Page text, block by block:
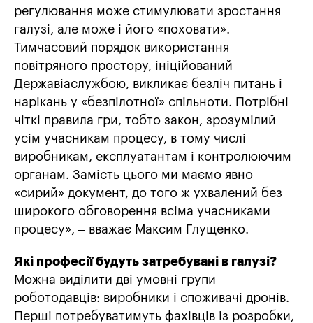
регулювання може стимулювати зростання
галузі, але може і його «поховати».
Тимчасовий порядок використання
повітряного простору, ініційований
Державіаслужбою, викликає безліч питань і
нарікань у «безпілотної» спільноти. Потрібні
чіткі правила гри, тобто закон, зрозумілий
усім учасникам процесу, в тому числі
виробникам, експлуатантам і контролюючим
органам. Замість цього ми маємо явно
«сирий» документ, до того ж ухвалений без
широкого обговорення всіма учасниками
процесу», – вважає Максим Глущенко.
Які професії будуть затребувані в галузі?
Можна виділити дві умовні групи
роботодавців: виробники і споживачі дронів.
Перші потребуватимуть фахівців із розробки,